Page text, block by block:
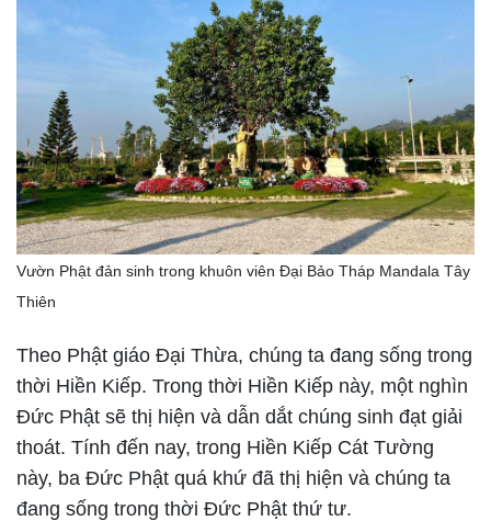
Vườn Phật đản sinh trong khuôn viên Đại Bảo Tháp Mandala Tây
Thiên
Theo Phật giáo Đại Thừa, chúng ta đang sống trong
thời Hiền Kiếp. Trong thời Hiền Kiếp này, một nghìn
Đức Phật sẽ thị hiện và dẫn dắt chúng sinh đạt giải
thoát. Tính đến nay, trong Hiền Kiếp Cát Tường
này, ba Đức Phật quá khứ đã thị hiện và chúng ta
đang sống trong thời Đức Phật thứ tư.